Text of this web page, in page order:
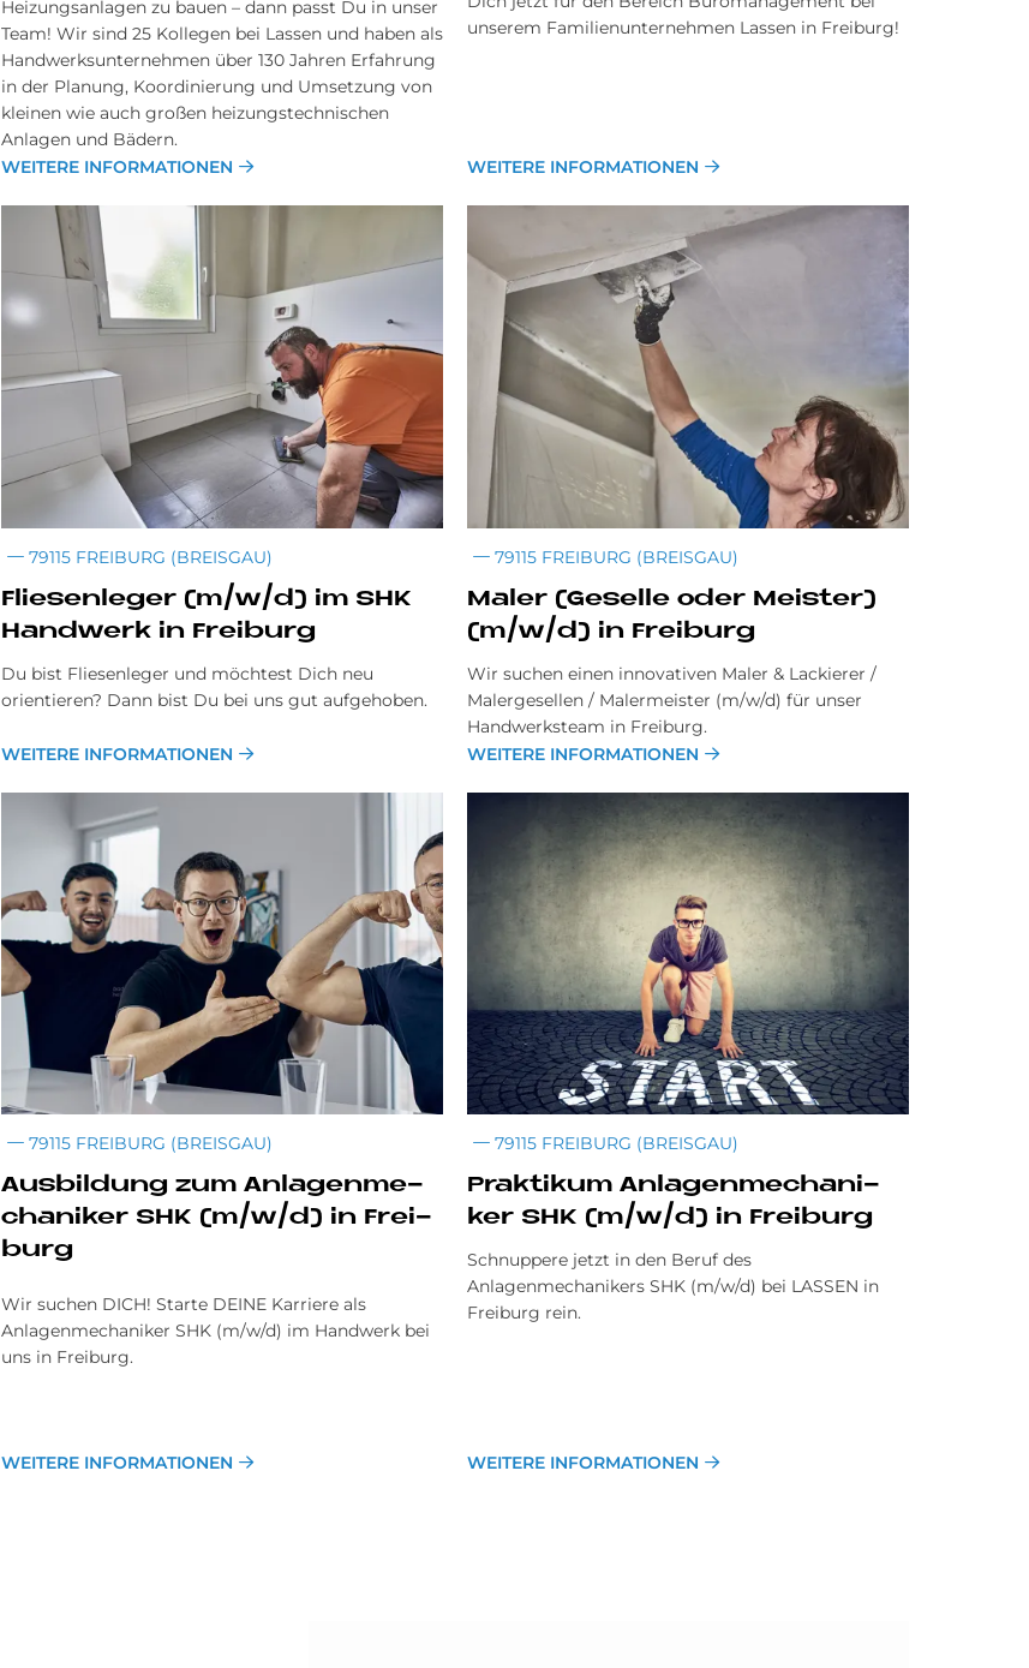
Heizungsanlagen zu bauen – dann passt Du in unser
Team! Wir sind 25 Kollegen bei Lassen und haben als
Handwerksunternehmen über 130 Jahren Erfahrung
in der Planung, Koordinierung und Umsetzung von
kleinen wie auch großen heizungstechnischen
Anlagen und Bädern.
WEITERE INFORMATIONEN
unserem Familienunternehmen Lassen in Freiburg!
WEITERE INFORMATIONEN
79115 FREIBURG (BREISGAU)
Flie­sen­le­ger (m/w/d) im SHK
Hand­werk in Frei­burg
Du bist Fliesenleger und möchtest Dich neu
orientieren? Dann bist Du bei uns gut aufgehoben.
WEITERE INFORMATIONEN
79115 FREIBURG (BREISGAU)
Ma­ler (Ge­sel­le oder Mei­ster)
(m/w/d) in Frei­burg
Wir suchen einen innovativen Maler & Lackierer /
Malergesellen / Malermeister (m/w/d) für unser
Handwerksteam in Freiburg.
WEITERE INFORMATIONEN
79115 FREIBURG (BREISGAU)
Aus­bil­dung zum An­la­gen­me­
cha­ni­ker SHK (m/w/d) in Frei­
burg
Wir suchen DICH! Starte DEINE Karriere als
Anlagenmechaniker SHK (m/w/d) im Handwerk bei
uns in Freiburg.
WEITERE INFORMATIONEN
79115 FREIBURG (BREISGAU)
Prak­ti­kum An­la­gen­me­cha­ni­
ker SHK (m/w/d) in Frei­burg
Schnuppere jetzt in den Beruf des
Anlagenmechanikers SHK (m/w/d) bei LASSEN in
Freiburg rein.
WEITERE INFORMATIONEN